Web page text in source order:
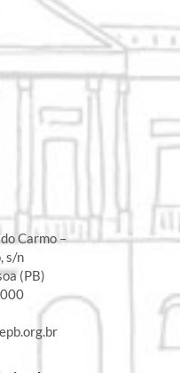
Carmo –
s/n
(PB)